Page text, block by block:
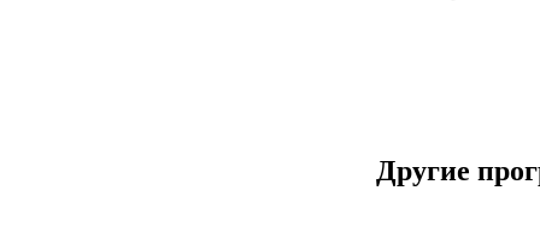
Другие